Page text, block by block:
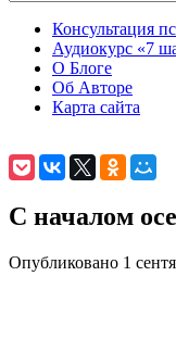
Консультация
Аудиокурс «7
О Блоге
Об Авторе
Карта сайта
С началом
Опубликовано 1